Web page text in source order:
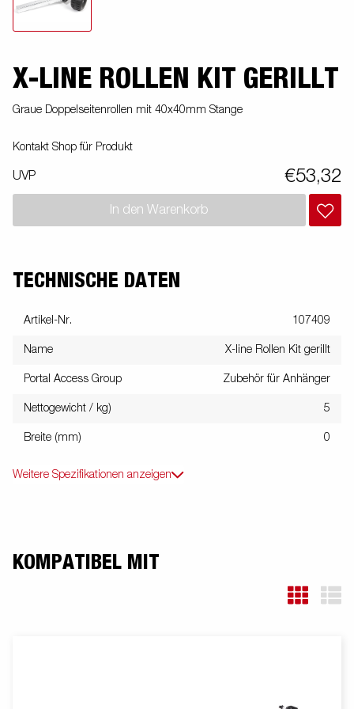
X-LINE ROLLEN KIT GERILLT
Graue Doppelseitenrollen mit 40x40mm Stange
Kontakt Shop für Produkt
UVP €53,32
In den Warenkorb
TECHNISCHE DATEN
Artikel-Nr. 107409
Name X-line Rollen Kit gerillt
Portal Access Group Zubehör für Anhänger
Nettogewicht / kg) 5
Breite (mm) 0
Weitere Spezifikationen anzeigen
KOMPATIBEL MIT